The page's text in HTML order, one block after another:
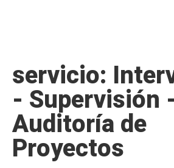
servicio:
- Supervisión
Auditoría de
Proyectos